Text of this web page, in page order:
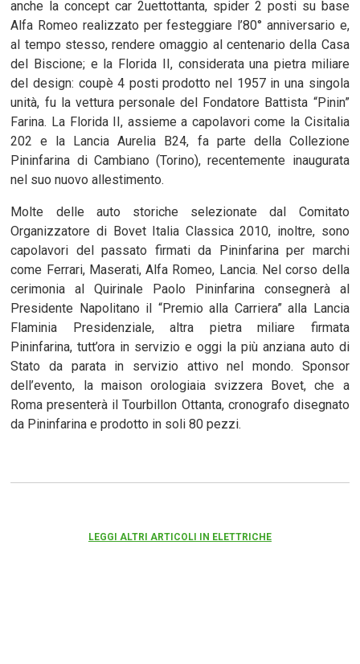
anche la concept car 2uettottanta, spider 2 posti su base
Alfa Romeo realizzato per festeggiare l’80° anniversario e,
al tempo stesso, rendere omaggio al centenario della Casa
del Biscione; e la Florida II, considerata una pietra miliare
del design: coupè 4 posti prodotto nel 1957 in una singola
unità, fu la vettura personale del Fondatore Battista “Pinin”
Farina. La Florida II, assieme a capolavori come la Cisitalia
202 e la Lancia Aurelia B24, fa parte della Collezione
Pininfarina di Cambiano (Torino), recentemente inaugurata
nel suo nuovo allestimento.
Molte delle auto storiche selezionate dal Comitato
Organizzatore di Bovet Italia Classica 2010, inoltre, sono
capolavori del passato firmati da Pininfarina per marchi
come Ferrari, Maserati, Alfa Romeo, Lancia. Nel corso della
cerimonia al Quirinale Paolo Pininfarina consegnerà al
Presidente Napolitano il “Premio alla Carriera” alla Lancia
Flaminia Presidenziale, altra pietra miliare firmata
Pininfarina, tutt’ora in servizio e oggi la più anziana auto di
Stato da parata in servizio attivo nel mondo. Sponsor
dell’evento, la maison orologiaia svizzera Bovet, che a
Roma presenterà il Tourbillon Ottanta, cronografo disegnato
da Pininfarina e prodotto in soli 80 pezzi.
LEGGI ALTRI ARTICOLI IN ELETTRICHE